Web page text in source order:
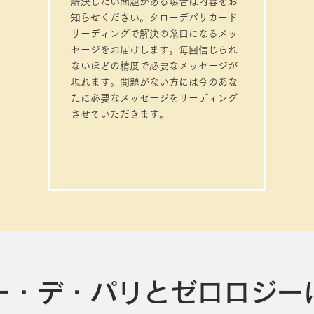
知らせください。タローデパリカード
リーディングで解決の糸口になるメッ
セージをお届けします。毎回信じられ
ないほどの精度で必要なメッセージが
現れます。問題がない方には今のあな
たに必要なメッセージをリーディング
させていただきます。
・デ・パリとゼロロジー